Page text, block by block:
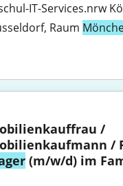
IT-Services.nrw
Raum
/
(m/w/d) im